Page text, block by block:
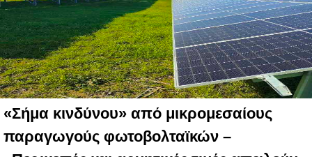
«Σήμα κινδύνου» από μικρομεσαίους
παραγωγούς φωτοβολταϊκών –